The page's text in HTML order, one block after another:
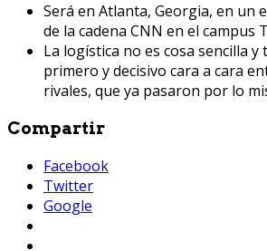
Será en Atlanta, Georgia, en un
de la cadena CNN en el campus
La logística no es cosa sencilla y
primero y decisivo cara a cara
rivales, que ya pasaron por lo
Compartir
Facebook
Twitter
Google